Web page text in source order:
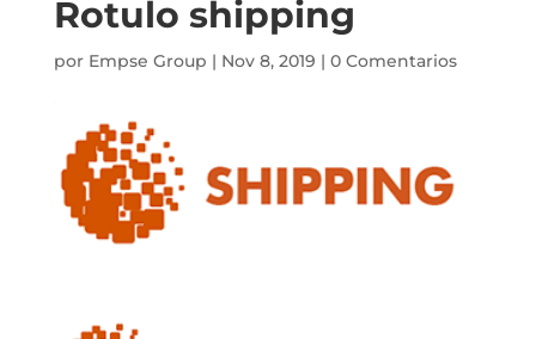
Rotulo shipping
por Empse Group | Nov 8, 2019 | 0 Comentarios